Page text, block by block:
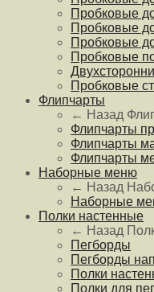
Пробковые
Пробковые
Пробковые
Пробковые
Пробковые
Флипчарты
← Назад
Флипчарты
Флипчарты
Флипчарты
Наборные меню
← Назад
Наборные
Полки настенные
← Назад
Пегборды
Пегборды
Полки
Полки для